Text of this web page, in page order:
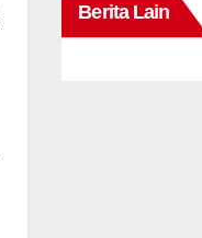
Berita Lain